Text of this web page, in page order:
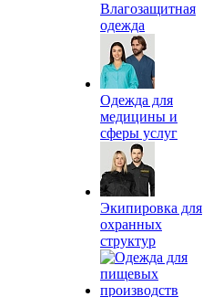
Влагозащитная
одежда
Одежда для
медицины и
сферы услуг
Экипировка для
охранных
структур